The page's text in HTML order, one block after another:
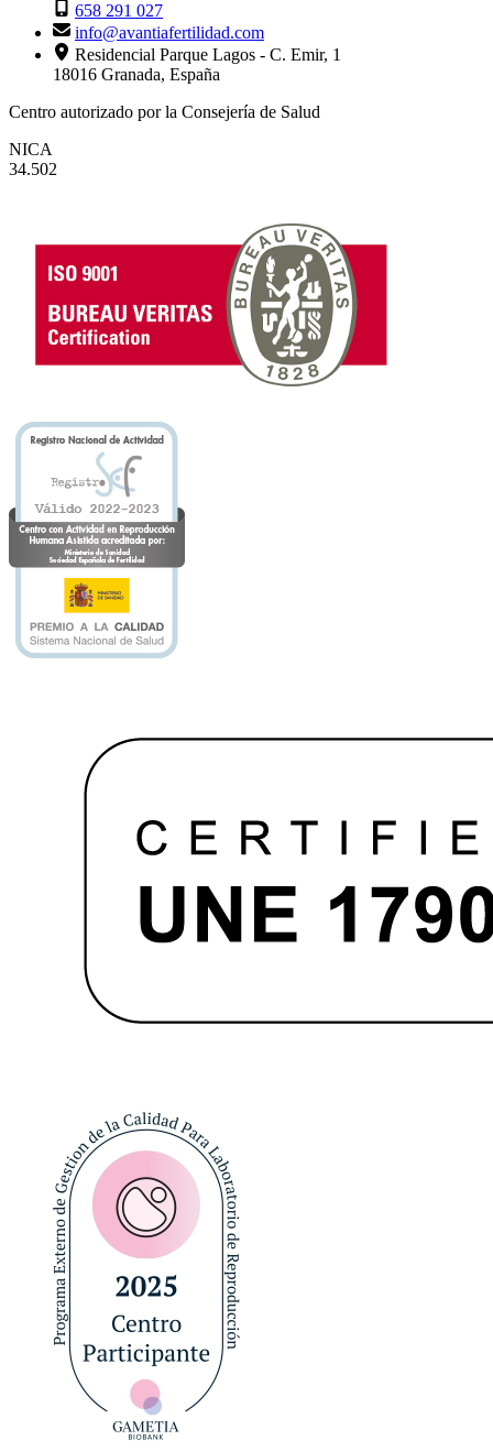
658 291 027
info@avantiafertilidad.com
Residencial Parque Lagos - C. Emir, 1
18016 Granada, España
Centro autorizado por la Consejería de Salud
NICA
34.502